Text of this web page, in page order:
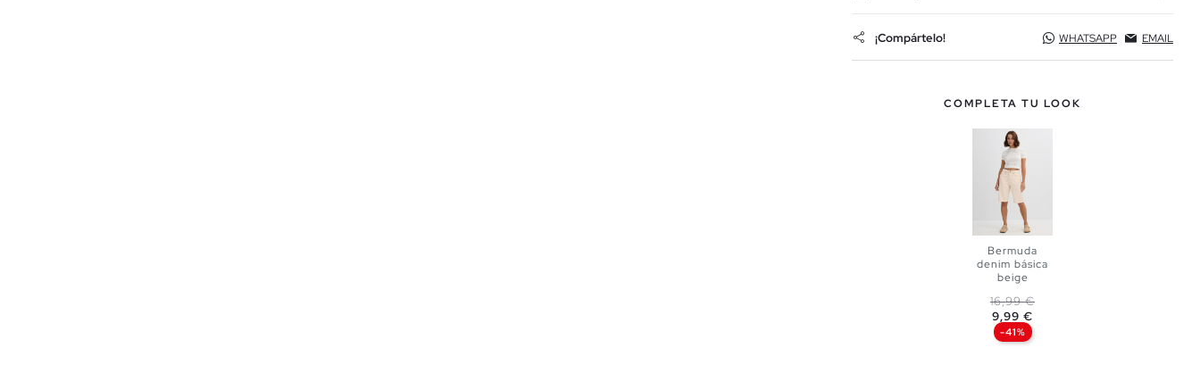
¡Compártelo! WHATSAPP EMAIL
COMPLETA TU LOOK
AÑADIR A
Bermuda
denim básica
beige
Precio base
16,99 €Precio
9,99 €
-41%